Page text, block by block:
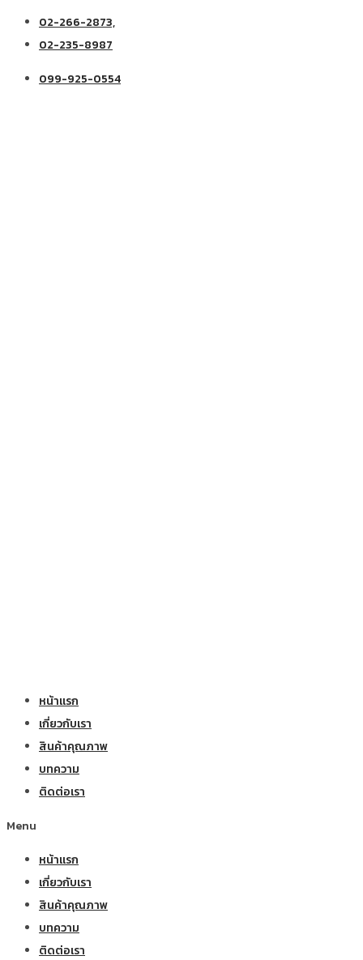
02-266-2873,
02-235-8987
099-925-0554
หน้าแรก
เกี่ยวกับเรา
สินค้าคุณภาพ
บทความ
ติดต่อเรา
Menu
หน้าแรก
เกี่ยวกับเรา
สินค้าคุณภาพ
บทความ
ติดต่อเรา